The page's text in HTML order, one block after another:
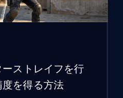
ストレイフを行
を得る方法